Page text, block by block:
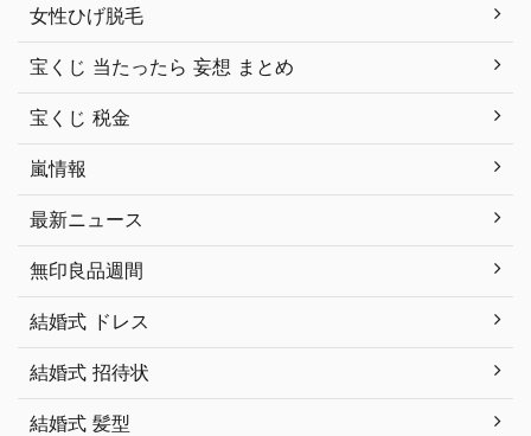
女性ひげ脱毛
宝くじ 当たったら 妄想 まとめ
宝くじ 税金
嵐情報
最新ニュース
無印良品週間
結婚式 ドレス
結婚式 招待状
結婚式 髪型